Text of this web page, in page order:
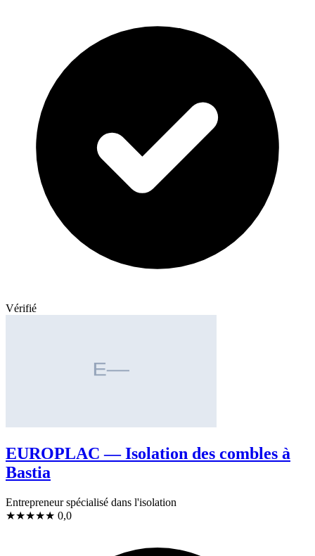
Vérifié
EUROPLAC — Isolation des combles à
Bastia
Entrepreneur spécialisé dans l'isolation
★★★★★ 0,0